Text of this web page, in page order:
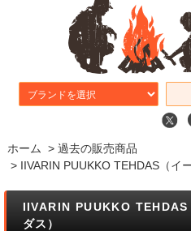
ホーム > 過去の販売商品
> IIVARIN PUUKKO TEHDAS（イ
IIVARIN PUUKKO TEHDAS
ダス）